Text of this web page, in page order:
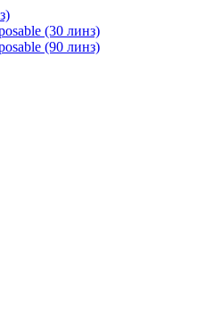
(30 линз)
(90 линз)